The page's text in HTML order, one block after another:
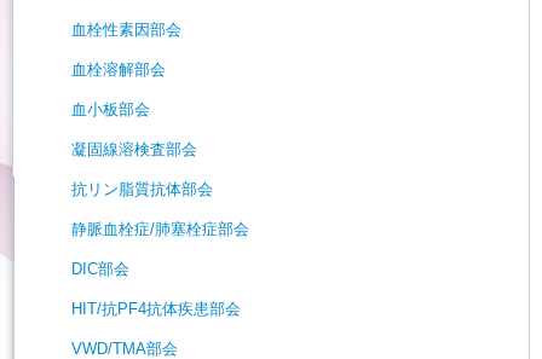
血栓性素因部会
血栓溶解部会
血小板部会
凝固線溶検査部会
抗リン脂質抗体部会
静脈血栓症/肺塞栓症部会
DIC部会
HIT/抗PF4抗体疾患部会
VWD/TMA部会